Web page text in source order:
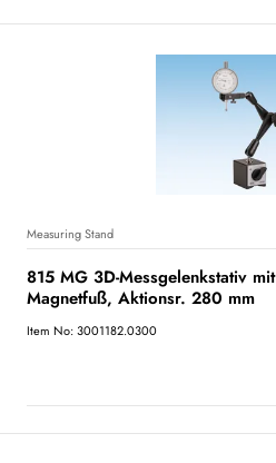
Measuring Stand
815 MG 3D-Messgelenkstativ mit
Magnetfuß, Aktionsr. 280 mm
Item No: 3001182.0300